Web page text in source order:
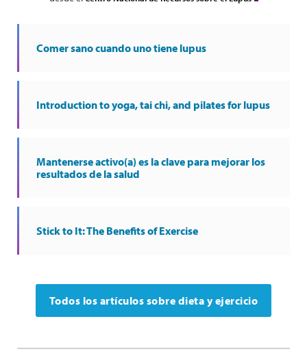
Comer sano cuando uno tiene lupus
Introduction to yoga, tai chi, and pilates for lupus
Mantenerse activo(a) es la clave para mejorar los
resultados de la salud
Stick to It: The Benefits of Exercise
Todos los artículos sobre dieta y ejercicio